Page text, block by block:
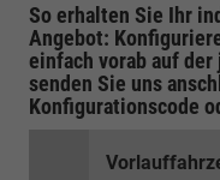
So erhalten Sie Ihr
Angebot:
einfach vorab auf
senden Sie uns
Konfigurationscode